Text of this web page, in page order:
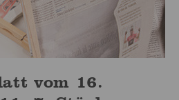
vom 16.